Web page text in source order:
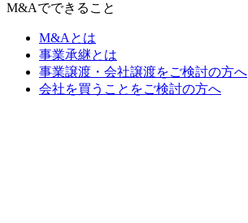
M&Aでできること
M&Aとは
事業承継とは
事業譲渡・会社譲渡をご検討の方へ
会社を買うことをご検討の方へ